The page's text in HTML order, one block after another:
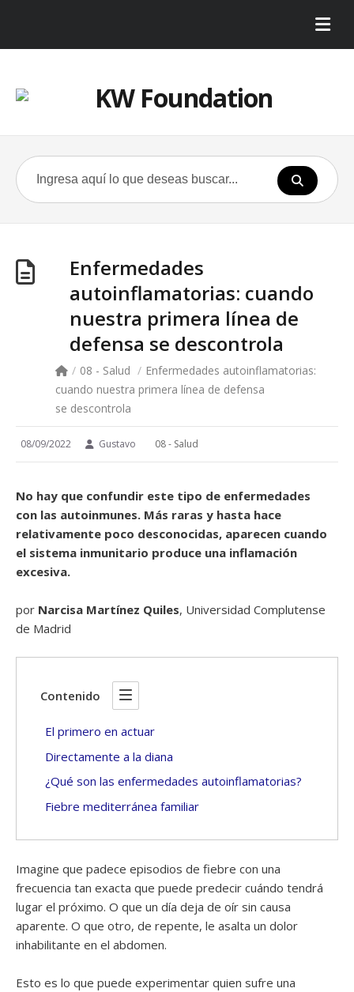
Enfermedades
autoinflamatorias: cuando
nuestra primera línea de
defensa se descontrola
/ 08 - Salud / Enfermedades autoinflamatorias:
cuando nuestra primera línea de defensa
se descontrola
08/09/2022 Gustavo 08 - Salud
No hay que confundir este tipo de enfermedades
con las autoinmunes. Más raras y hasta hace
relativamente poco desconocidas, aparecen cuando
el sistema inmunitario produce una inflamación
excesiva.
por Narcisa Martínez Quiles, Universidad Complutense
de Madrid
Contenido
El primero en actuar
Directamente a la diana
¿Qué son las enfermedades autoinflamatorias?
Fiebre mediterránea familiar
Imagine que padece episodios de fiebre con una
frecuencia tan exacta que puede predecir cuándo tendrá
lugar el próximo. O que un día deja de oír sin causa
aparente. O que otro, de repente, le asalta un dolor
inhabilitante en el abdomen.
Esto es lo que puede experimentar quien sufre una